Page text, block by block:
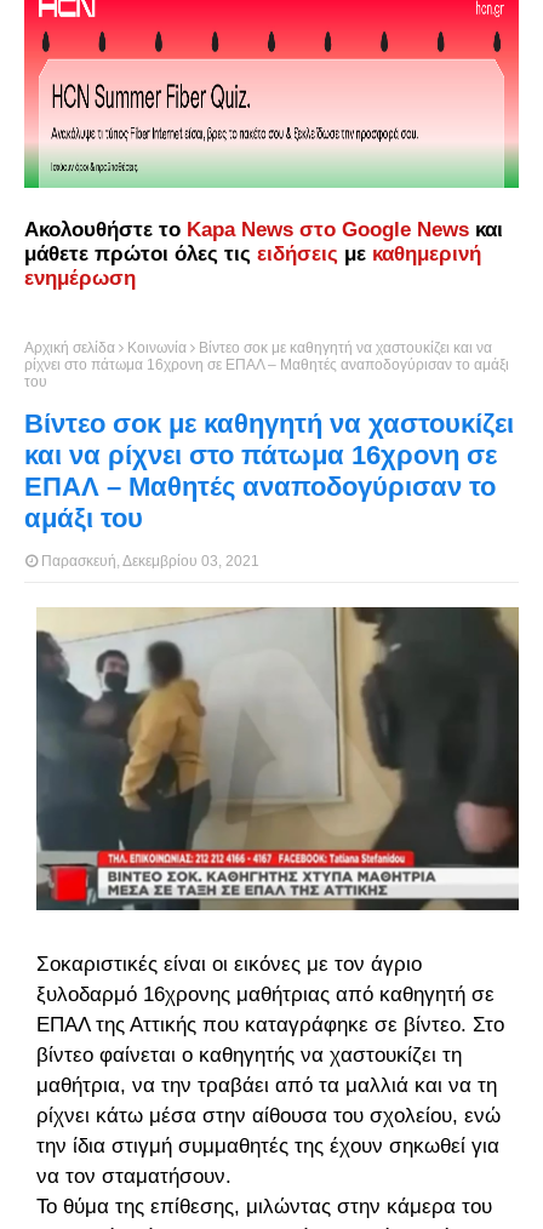
Ακολουθήστε το Kapa News στο Google News και
μάθετε πρώτοι όλες τις ειδήσεις με καθημερινή
ενημέρωση
Αρχική σελίδα Κοινωνία
Βίντεο σοκ με καθηγητή να χαστουκίζει και να
ρίχνει στο πάτωμα 16χρονη σε ΕΠΑΛ – Μαθητές αναποδογύρισαν το αμάξι
του
Βίντεο σοκ με καθηγητή να χαστουκίζει
και να ρίχνει στο πάτωμα 16χρονη σε
ΕΠΑΛ – Μαθητές αναποδογύρισαν το
αμάξι του
Παρασκευή, Δεκεμβρίου 03, 2021
Σοκαριστικές είναι οι εικόνες με τον άγριο
ξυλοδαρμό 16χρονης μαθήτριας από καθηγητή σε
ΕΠΑΛ της Αττικής που καταγράφηκε σε βίντεο. Στο
βίντεο φαίνεται ο καθηγητής να χαστουκίζει τη
μαθήτρια, να την τραβάει από τα μαλλιά και να τη
ρίχνει κάτω μέσα στην αίθουσα του σχολείου, ενώ
την ίδια στιγμή συμμαθητές της έχουν σηκωθεί για
να τον σταματήσουν.
Το θύμα της επίθεσης, μιλώντας στην κάμερα του